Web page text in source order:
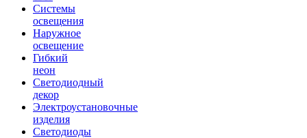
Системы
освещения
Наружное
освещение
Гибкий
неон
Светодиодный
декор
Электроустановочные
изделия
Светодиоды